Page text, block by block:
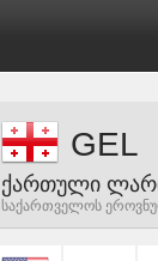
GEL
ქართული
საქართველოს